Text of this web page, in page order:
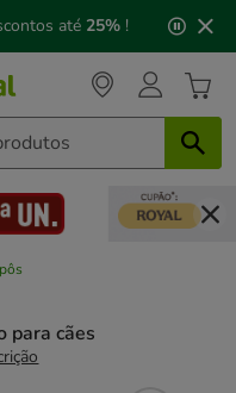
até 25% !
para cães